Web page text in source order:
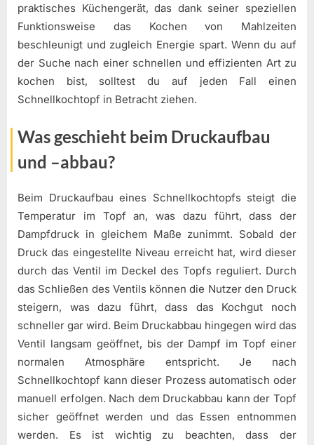
praktisches Küchengerät, das dank seiner speziellen
Funktionsweise das Kochen von Mahlzeiten
beschleunigt und zugleich Energie spart. Wenn du auf
der Suche nach einer schnellen und effizienten Art zu
kochen bist, solltest du auf jeden Fall einen
Schnellkochtopf in Betracht ziehen.
Was geschieht beim Druckaufbau
und –abbau?
Beim Druckaufbau eines Schnellkochtopfs steigt die
Temperatur im Topf an, was dazu führt, dass der
Dampfdruck in gleichem Maße zunimmt. Sobald der
Druck das eingestellte Niveau erreicht hat, wird dieser
durch das Ventil im Deckel des Topfs reguliert. Durch
das Schließen des Ventils können die Nutzer den Druck
steigern, was dazu führt, dass das Kochgut noch
schneller gar wird. Beim Druckabbau hingegen wird das
Ventil langsam geöffnet, bis der Dampf im Topf einer
normalen Atmosphäre entspricht. Je nach
Schnellkochtopf kann dieser Prozess automatisch oder
manuell erfolgen. Nach dem Druckabbau kann der Topf
sicher geöffnet werden und das Essen entnommen
werden. Es ist wichtig zu beachten, dass der